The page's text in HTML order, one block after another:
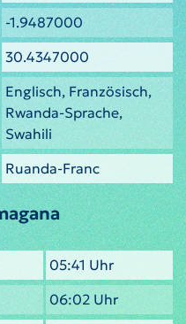
-1.9487000
30.4347000
Englisch, Französisch,
Rwanda-Sprache,
Swahili
Ruanda-Franc
05:41 Uhr
06:02 Uhr